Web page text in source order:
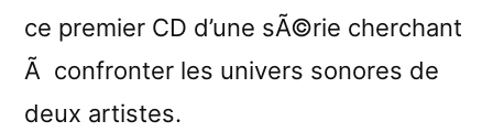
ce premier CD d’une sÃ©rie cherchant
Ã confronter les univers sonores de
deux artistes.